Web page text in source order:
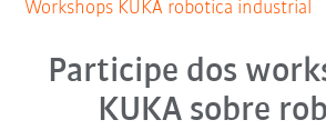
Workshops KUKA robotica industrial
Participe dos
KUKA sobre